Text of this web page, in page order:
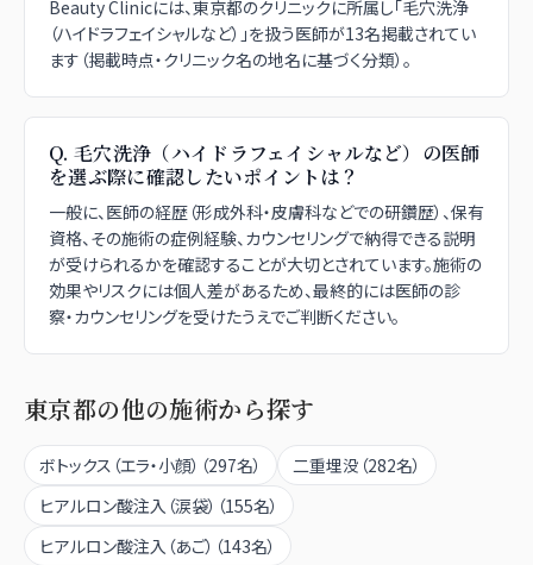
Beauty Clinicには、東京都のクリニックに所属し「毛穴洗浄
（ハイドラフェイシャルなど）」を扱う医師が13名掲載されてい
ます（掲載時点・クリニック名の地名に基づく分類）。
Q. 毛穴洗浄（ハイドラフェイシャルなど）の医師
を選ぶ際に確認したいポイントは？
一般に、医師の経歴（形成外科・皮膚科などでの研鑽歴）、保有
資格、その施術の症例経験、カウンセリングで納得できる説明
が受けられるかを確認することが大切とされています。施術の
効果やリスクには個人差があるため、最終的には医師の診
察・カウンセリングを受けたうえでご判断ください。
東京都の他の施術から探す
ボトックス（エラ・小顔） （297名） 二重埋没 （282名）
ヒアルロン酸注入（涙袋） （155名）
ヒアルロン酸注入（あご） （143名）